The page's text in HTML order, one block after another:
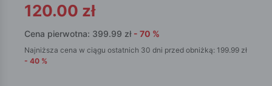
120.00 zł
Cena pierwotna: 399.99 zł - 70 %
Najniższa cena w ciągu ostatnich 30 dni przed obniżką: 199.99 zł
- 40 %